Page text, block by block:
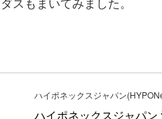
ハイポネックスジャパン
ハイポネックスジャパ